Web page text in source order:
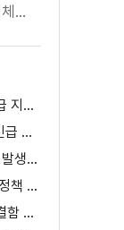
나라의 평화, 국민의 자부심 대체불가 대한민국 이재명 대통령 모두말씀
폭염에 가축·어류 폐사···정부 긴급 지원책 마련
고수온에 양식장 물고기 폐사...'긴급 방류' 지원
온실가스 안 줄이면 "열스트레스 발생일 29배 증가"
폭염·청년 민생 현안 강조···예산·정책 방향 제시
중고차 총액 표시 의무화···중대 결함 시 '계약 해제'